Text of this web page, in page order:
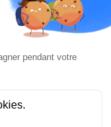
The Innovation Media